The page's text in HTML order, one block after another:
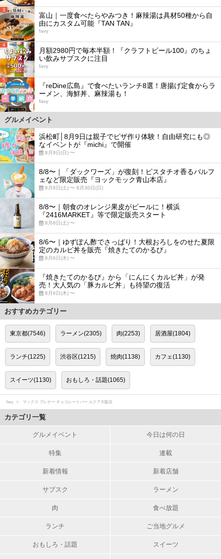
3
富山｜一度食べたらやみつき！麻辣湯は具材50種から自
由にカスタム可能『TAN TAN』
favy
4
月額2980円で毎本半額！『クラフトビール100』のちょ
い飲みサブスクに注目
favy
5
『reDine広島』で食べたいランチ8選！唐揚げ定食からラ
ーメン、海鮮丼、麻辣湯も！
favy
グルメイベント
浜松町│8月9日は親子でピザ作り体験！自由研究にも◎
なイベントが『michi』で開催
8月9日(日) 〜
8/8〜｜「ダックワーズ」が復刻！ピスタチオ香るパルフ
ェなど限定販売『ヨックモック青山本店』
8月8日(土) 〜 8月30日(日)
8/8〜｜朝食のオレンジ果皮がビールに！横浜
『2416MARKET』等で限定販売スタート
8月8日(土) 〜
8/6〜｜ゆずぽん酢でさっぱり！大根おろしをのせた夏限
定のカルビ丼を販売『焼きたてのかるび』
8月6日(木) 〜
『焼きたてのかるび』から「にんにくカルビ丼」が発
売！大人気の「豚カルビ丼」も待望の復活
8月6日(木) 〜
おすすめカテゴリー
東京都(7546) ラーメン(2305) 肉(2253) 居酒屋(1804)
ランチ(1225) 渋谷区(1215) 焼肉(1138) カフェ(1130)
スイーツ(1130) おもしろ・話題(1065)
favy マックス ブレナー チョコレートバー ルクア大阪店
カテゴリ一覧
グルメイベント 今日は何の日
特集 連載
新着情報 新着店舗
サブスク ラーメン
肉 食べ放題
ランチ ご当地グルメ
おもしろ・話題 スイーツ